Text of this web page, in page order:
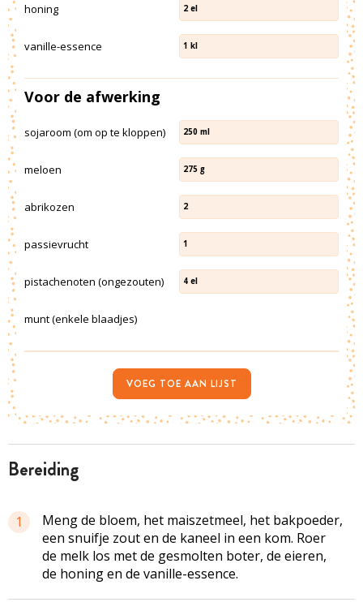
bereiding
1
Meng de bloem, het maiszetmeel, het bakpoeder,
een snuifje zout en de kaneel in een kom. Roer
de melk los met de gesmolten boter, de eieren,
de honing en de vanille-essence.
honing 2 el
vanille-essence 1 kl
Voor de afwerking
sojaroom (om op te kloppen) 250 ml
meloen 275 g
abrikozen 2
passievrucht 1
pistachenoten (ongezouten) 4 el
munt (enkele blaadjes)
VOEG TOE AAN LIJST